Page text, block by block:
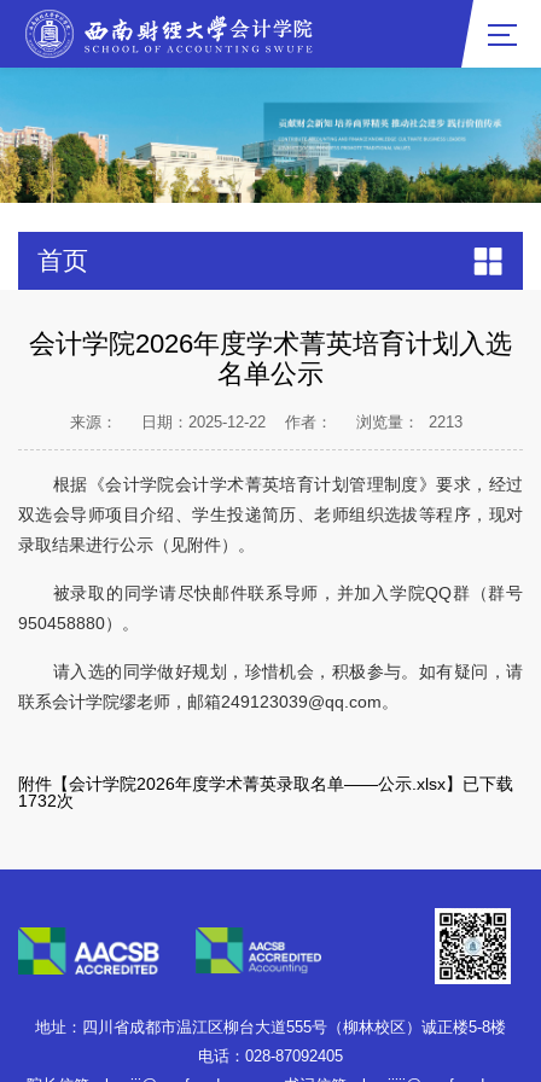
首页
会计学院2026年度学术菁英培育计划入选
名单公示
来源： 日期：2025-12-22 作者： 浏览量： 2213
根据《会计学院会计学术菁英培育计划管理制度》要求，经过
双选会导师项目介绍、学生投递简历、老师组织选拔等程序，现对
录取结果进行公示（见附件）。
被录取的同学请尽快邮件联系导师，并加入学院QQ群（群号
950458880）。
请入选的同学做好规划，珍惜机会，积极参与。如有疑问，请
联系会计学院缪老师，邮箱249123039@qq.com。
附件【会计学院2026年度学术菁英录取名单——公示.xlsx】已下载
1732次
地址：四川省成都市温江区柳台大道555号（柳林校区）诚正楼5-8楼
电话：028-87092405